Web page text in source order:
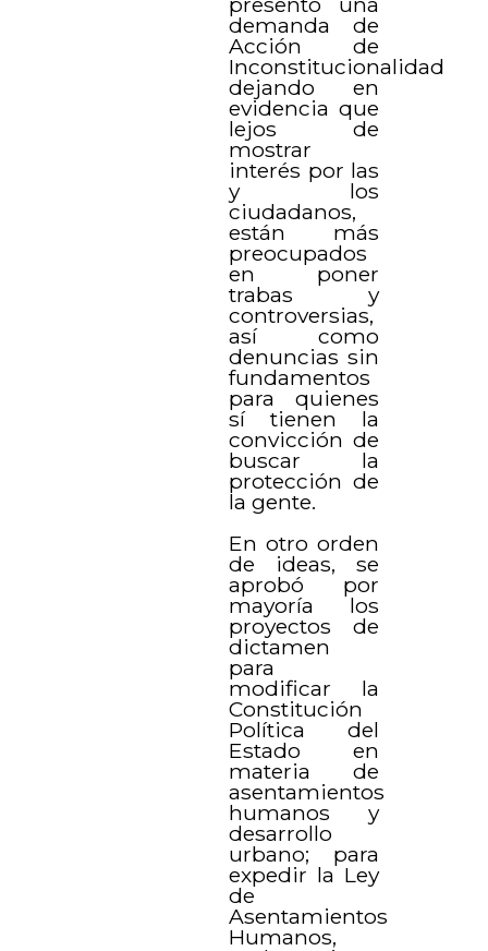
demanda de
Acción de
Inconstitucionalidad
dejando en
evidencia que
lejos de
mostrar
interés por las
y los
ciudadanos,
están más
preocupados
en poner
trabas y
controversias,
así como
denuncias sin
fundamentos
para quienes
sí tienen la
convicción de
buscar la
protección de
la gente.
En otro orden
de ideas, se
aprobó por
mayoría los
proyectos de
dictamen
para
modificar la
Constitución
Política del
Estado en
materia de
asentamientos
humanos y
desarrollo
urbano; para
expedir la Ley
de
Asentamientos
Humanos,